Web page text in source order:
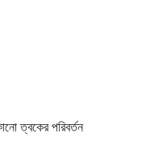
ত্বকের পরিবর্তন